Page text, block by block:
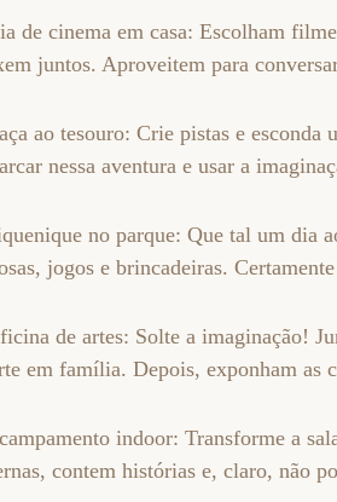
de cinema em casa: Escolham
juntos. Aproveitem para
ao tesouro: Crie pistas e
nessa aventura e usar a
no parque: Que tal um dia
jogos e brincadeiras.
de artes: Solte a imaginação!
em família. Depois, exponham as
indoor: Transforme a
contem histórias e, claro, não